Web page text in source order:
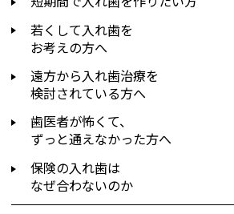
若くして入れ歯を
お考えの方へ
遠方から入れ歯治療を
検討されている方へ
歯医者が怖くて、
ずっと通えなかった方へ
保険の入れ歯は
なぜ合わないのか